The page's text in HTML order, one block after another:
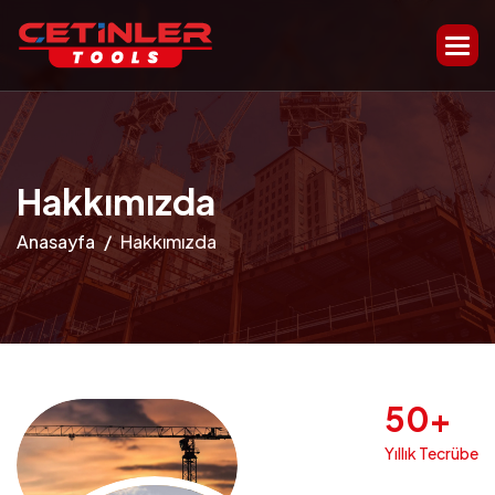
Hakkımızda
Anasayfa Hakkımızda
50+
Yıllık Tecrübe